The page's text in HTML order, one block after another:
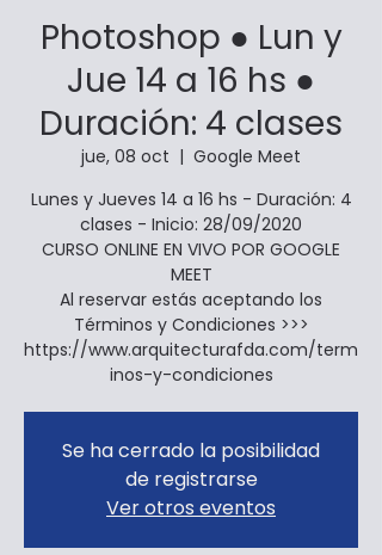
Photoshop ● Lun y
Jue 14 a 16 hs ●
Duración: 4 clases
jue, 08 oct
  |
Google Meet
Lunes y Jueves 14 a 16 hs - Duración: 4
clases - Inicio: 28/09/2020
CURSO ONLINE EN VIVO POR GOOGLE
MEET
Al reservar estás aceptando los
Términos y Condiciones >>>
https://www.arquitecturafda.com/term
inos-y-condiciones
Se ha cerrado la posibilidad
de registrarse
Ver otros eventos